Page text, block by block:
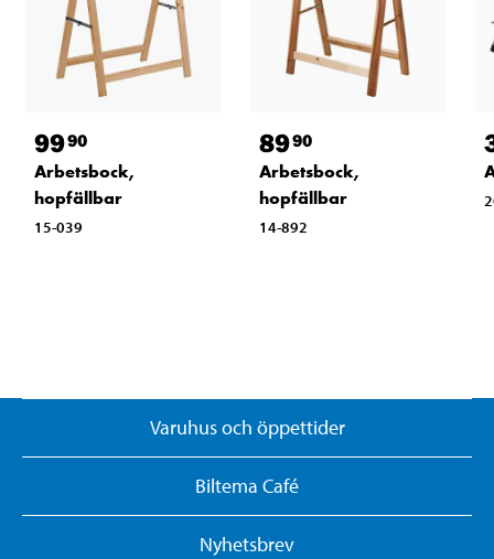
9990
Arbetsbock,
hopfällbar
15-039
8990
Arbetsbock,
hopfällbar
14-892
Varuhus och öppettider
Biltema Café
Nyhetsbrev